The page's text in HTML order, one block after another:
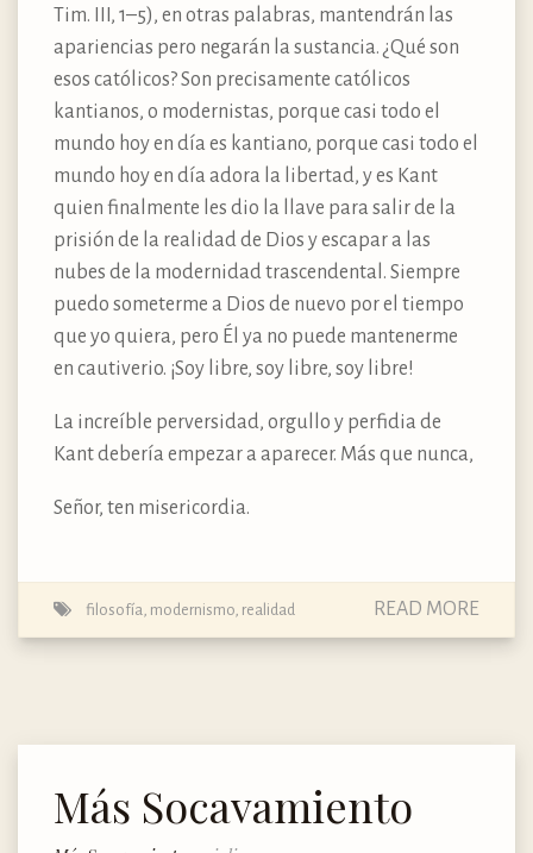
Tim. III, 1–5), en otras palabras, mantendrán las
apariencias pero negarán la sustancia. ¿Qué son
esos católicos? Son precisamente católicos
kantianos, o modernistas, porque casi todo el
mundo hoy en día es kantiano, porque casi todo el
mundo hoy en día adora la libertad, y es Kant
quien finalmente les dio la llave para salir de la
prisión de la realidad de Dios y escapar a las
nubes de la modernidad trascendental. Siempre
puedo someterme a Dios de nuevo por el tiempo
que yo quiera, pero Él ya no puede mantenerme
en cautiverio. ¡Soy libre, soy libre, soy libre!
La increíble perversidad, orgullo y perfidia de
Kant debería empezar a aparecer. Más que nunca,
Señor, ten misericordia.
filosofía modernismo realidad READ MORE
Más Socavamiento